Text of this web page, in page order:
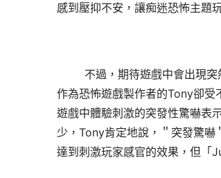
感到壓抑不安，讓痴迷恐怖主題
不過，期待遊戲中會出現
作為恐怖遊戲製作者的Tony卻受
遊戲中體驗刺激的突發性驚嚇表
少，Tony肯定地說，＂突發驚
達到刺激玩家感官的效果，但「